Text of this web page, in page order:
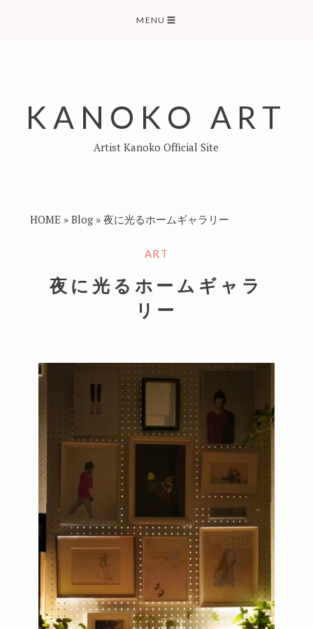
MENU☰
KANOKO ART
Artist Kanoko Official Site
HOME » Blog» 夜に光るホームギャラリー
ART
夜に光るホームギャラ
リー